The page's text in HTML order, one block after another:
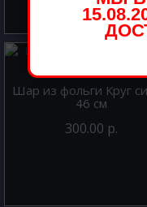
Шар из фольги Круг
46 см
300.00 р.